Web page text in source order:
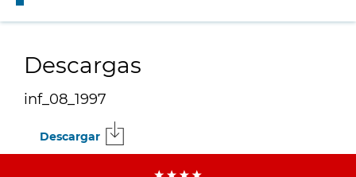
Descargas
inf_08_1997
Descargar